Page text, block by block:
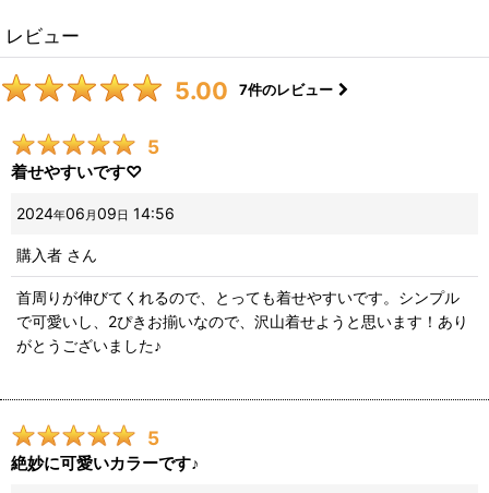
レビュー
5.00 7件のレビュー
5
着せやすいです♡
2024年06 月09日 14:56
購入者 さん
首周りが伸びてくれるので、とっても着せやすいです。シンプル
で可愛いし、2ぴきお揃いなので、沢山着せようと思います！あり
がとうございました♪
5
絶妙に可愛いカラーです♪